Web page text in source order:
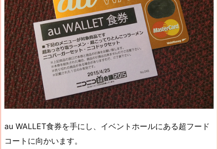
au WALLET食券を手にし、イベントホールにある超フード
コートに向かいます。